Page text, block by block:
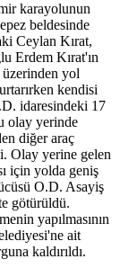
karayolunun
beldesinde
Ceylan Kırat,
Erdem Kırat'ın
üzerinden yol
kendisi
idaresindeki 17
olay yerinde
diğer araç
Olay yerine gelen
için yolda geniş
O.D. Asayiş
götürüldü.
yapılmasının
ait
kaldırıldı.